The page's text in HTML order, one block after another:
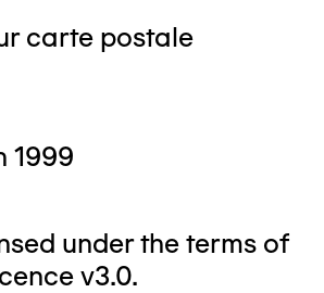
carte postale
1999
under the terms of
v3.0.